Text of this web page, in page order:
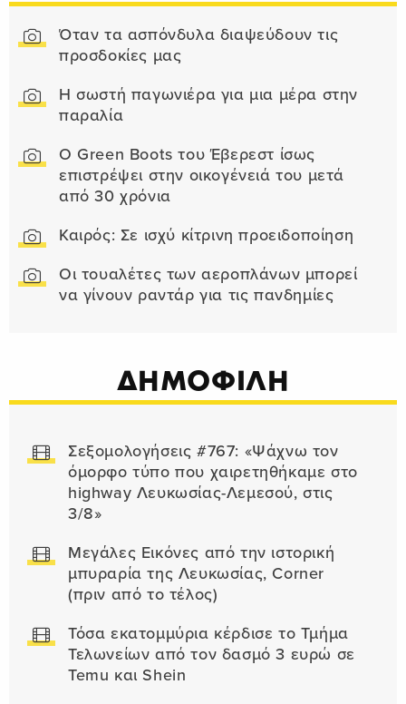
Όταν τα ασπόνδυλα διαψεύδουν τις
προσδοκίες μας
Η σωστή παγωνιέρα για μια μέρα στην
παραλία
Ο Green Boots του Έβερεστ ίσως
επιστρέψει στην οικογένειά του μετά
από 30 χρόνια
Καιρός: Σε ισχύ κίτρινη προειδοποίηση
Οι τουαλέτες των αεροπλάνων μπορεί
να γίνουν ραντάρ για τις πανδημίες
ΔΗΜΟΦΙΛΗ
Σεξομολογήσεις #767: «Ψάχνω τον
όμορφο τύπο που χαιρετηθήκαμε στο
highway Λευκωσίας-Λεμεσού, στις
3/8»
Μεγάλες Εικόνες από την ιστορική
μπυραρία της Λευκωσίας, Corner
(πριν από το τέλος)
Τόσα εκατομμύρια κέρδισε το Τμήμα
Τελωνείων από τον δασμό 3 ευρώ σε
Temu και Shein